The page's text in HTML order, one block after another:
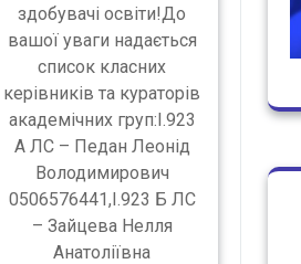
здобувачі освіти!До
вашої уваги надається
список класних
керівників та кураторів
академічних груп:І.923
А ЛС – Педан Леонід
Володимирович
0506576441,І.923 Б ЛС
– Зайцева Нелля
Анатоліївна